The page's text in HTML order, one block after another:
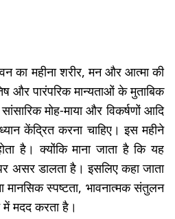
का महीना शरीर, मन और आत्मा की
और पारंपरिक मान्यताओं के मुताबिक
मोह-माया और विकर्षणों आदि
केंद्रित करना चाहिए। इस महीने
है। क्योंकि माना जाता है कि यह
असर डालता है। इसलिए कहा जाता
मानसिक स्पष्टता, भावनात्मक संतुलन
मदद करता है।